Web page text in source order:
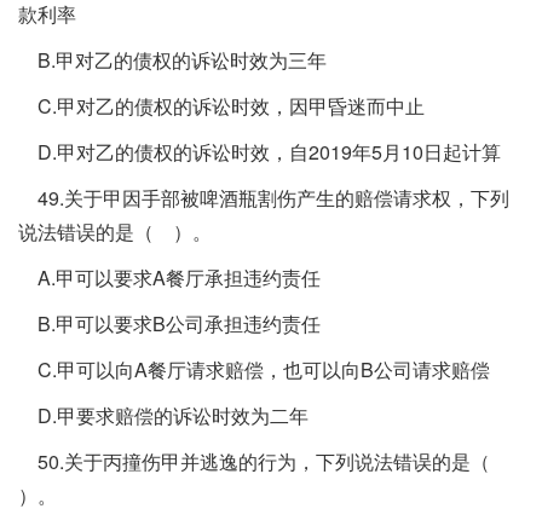
款利率
B.甲对乙的债权的诉讼时效为三年
C.甲对乙的债权的诉讼时效，因甲昏迷而中止
D.甲对乙的债权的诉讼时效，自2019年5月10日起计算
49.关于甲因手部被啤酒瓶割伤产生的赔偿请求权，下列
说法错误的是（ ）。
A.甲可以要求A餐厅承担违约责任
B.甲可以要求B公司承担违约责任
C.甲可以向A餐厅请求赔偿，也可以向B公司请求赔偿
D.甲要求赔偿的诉讼时效为二年
50.关于丙撞伤甲并逃逸的行为，下列说法错误的是（
）。